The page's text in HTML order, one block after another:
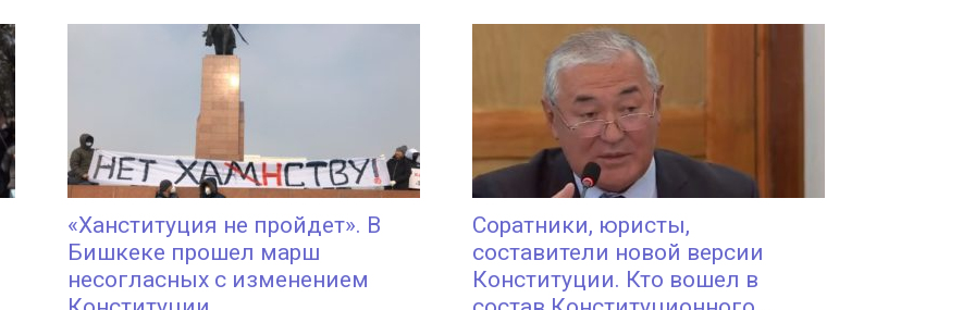
«Ханституция не пройдет». В
Бишкеке прошел марш
несогласных с изменением
Cоратники, юристы,
составители новой версии
Конституции. Кто вошел в